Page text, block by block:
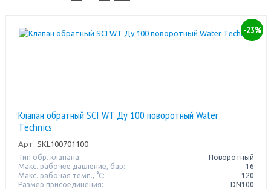
-23%
Клапан обратный SCI WT Ду 100 поворотный Water
Тechnics
Арт. SKL100701100
Тип обр. клапана:
Поворотный
Макс. рабочее давление, бар:
16
Макс. рабочая темп., °С:
120
Размер присоединения:
DN100